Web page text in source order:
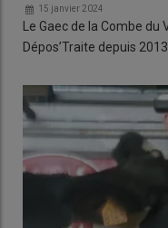
15 janvier 2024
Le Gaec de la Combe du
Dépos’Traite depuis